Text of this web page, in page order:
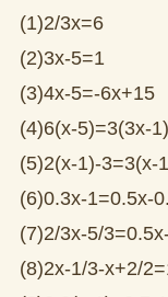
(1)2/3x=6
(2)3x-5=1
(3)4x-5=-6x+15
(4)6(x-5)=3(3x-1)
(5)2(x-1)-3=3(x-
(6)0.3x-1=0.5x-
(7)2/3x-5/
(8)2x-1/3-x+2/